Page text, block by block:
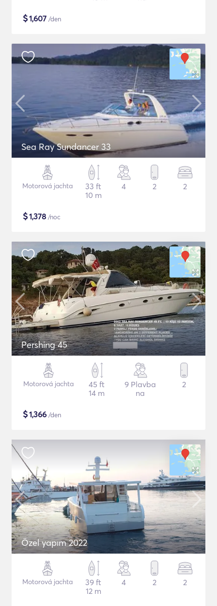
$1,607 /den
Sea Ray Sundancer 33
Motorová jachta
33 ft
10 m
4 2 2
$1,378 /noc
Pershing 45
Motorová jachta
45 ft
14 m
9 Plavba
na
2
$1,366 /den
Özel yapım 2022
Motorová jachta
39 ft
12 m
4 2 2